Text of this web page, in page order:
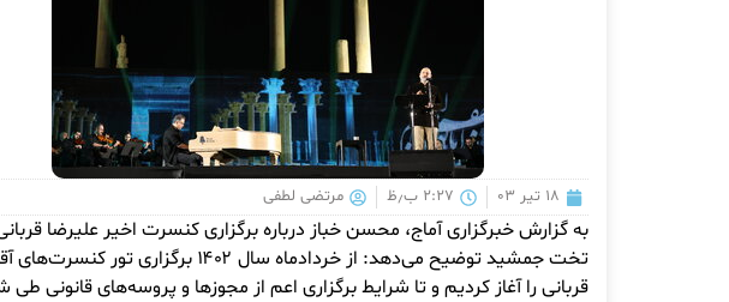
۱۸ تیر ۰۳ ۲:۲۷ ب٫ظ مرتضی لطفی
به گزارش خبرگزاری آماج، محسن خباز درباره برگزاری کنسرت اخیر علیرضا
تخت جمشید توضیح می‌دهد: از خردادماه سال ۱۴۰۲ برگزاری تور
قربانی را آغاز کردیم و تا شرایط برگزاری اعم از مجوزها و پروسه‌های قانونی طی